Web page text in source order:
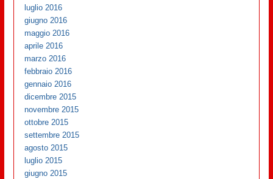
luglio 2016
giugno 2016
maggio 2016
aprile 2016
marzo 2016
febbraio 2016
gennaio 2016
dicembre 2015
novembre 2015
ottobre 2015
settembre 2015
agosto 2015
luglio 2015
giugno 2015